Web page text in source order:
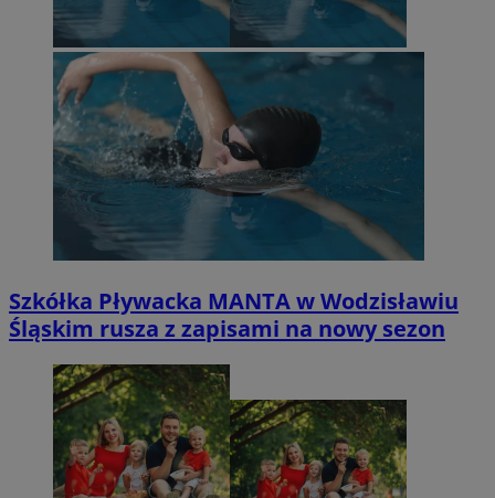
Szkółka Pływacka MANTA w Wodzisławiu
Śląskim rusza z zapisami na nowy sezon